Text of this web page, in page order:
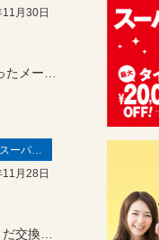
月30日
スーパーカー/スーパースポーツ/ヴィンテージカー
月28日
スタッドレスタイヤ交換のピークは過ぎましたが、まだまだ交換も続いて...